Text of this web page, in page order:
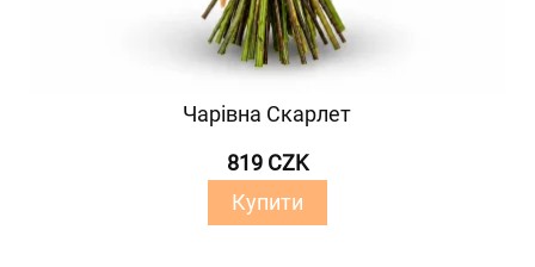
Чарівна Скарлет
819 CZK
Купити